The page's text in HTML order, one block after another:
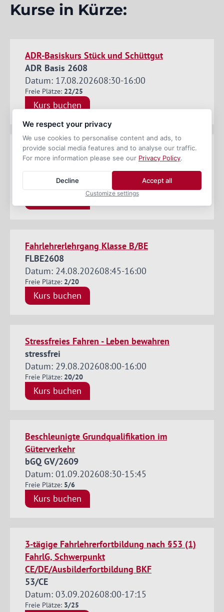
Kurse in Kürze:
ADR-Basiskurs Stück und Schüttgut
ADR Basis 2608
Datum: 17.08.202608:30-16:00
Freie Plätze: 22/25
Kurs buchen
ADR-Tankkurs
ADR-TK 2608
Datum: 19.08.2026
08:30 16:00
Fahrlehrerlehrgang Klasse B/BE
FLBE2608
Datum: 24.08.202608:45-16:00
Freie Plätze: 2/20
Kurs buchen
Stressfreies Fahren - Leben bewahren
stressfrei
Datum: 29.08.202608:00-16:00
Freie Plätze: 20/20
Kurs buchen
Beschleunigte Grundqualifikation im
Güterverkehr
bGQ GV/2609
Datum: 01.09.202608:30-15:45
Freie Plätze: 5/6
Kurs buchen
3-tägige Fahrlehrerfortbildung nach §53 (1)
FahrlG, Schwerpunkt
CE/DE/Ausbilderfortbildung BKF
53/CE
Datum: 03.09.202608:00-17:15
Freie Plätze: 3/25
We respect your privacy
We use cookies to personalise content and ads, to
provide social media features and to analyse our traffic.
For more information please see our Privacy Policy.
Accept all
Decline
Customize settings